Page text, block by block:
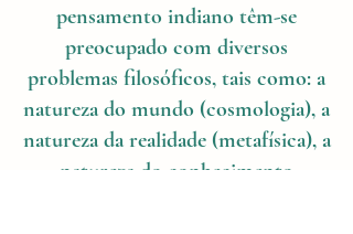
pensamento indiano têm-se
preocupado com diversos
problemas filosóficos, tais como: a
natureza do mundo (cosmologia), a
natureza da realidade (metafísica), a
natureza do conhecimento